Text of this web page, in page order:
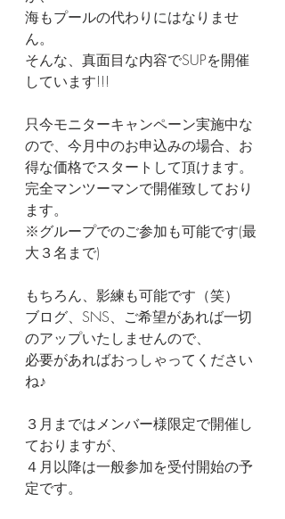
海もプールの代わりにはなりませ
ん。
そんな、真面目な内容でSUPを開催
しています!!!
只今モニターキャンペーン実施中な
ので、今月中のお申込みの場合、お
得な価格でスタートして頂けます。
完全マンツーマンで開催致しており
ます。
※グループでのご参加も可能です(最
大３名まで)
もちろん、影練も可能です（笑）
ブログ、SNS、ご希望があれば一切
のアップいたしませんので、
必要があればおっしゃってください
ね♪
３月まではメンバー様限定で開催し
ておりますが、
４月以降は一般参加を受付開始の予
定です。